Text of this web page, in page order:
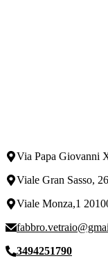
Via Papa Giovanni
Viale Gran Sasso,
Viale Monza,1
3494251790